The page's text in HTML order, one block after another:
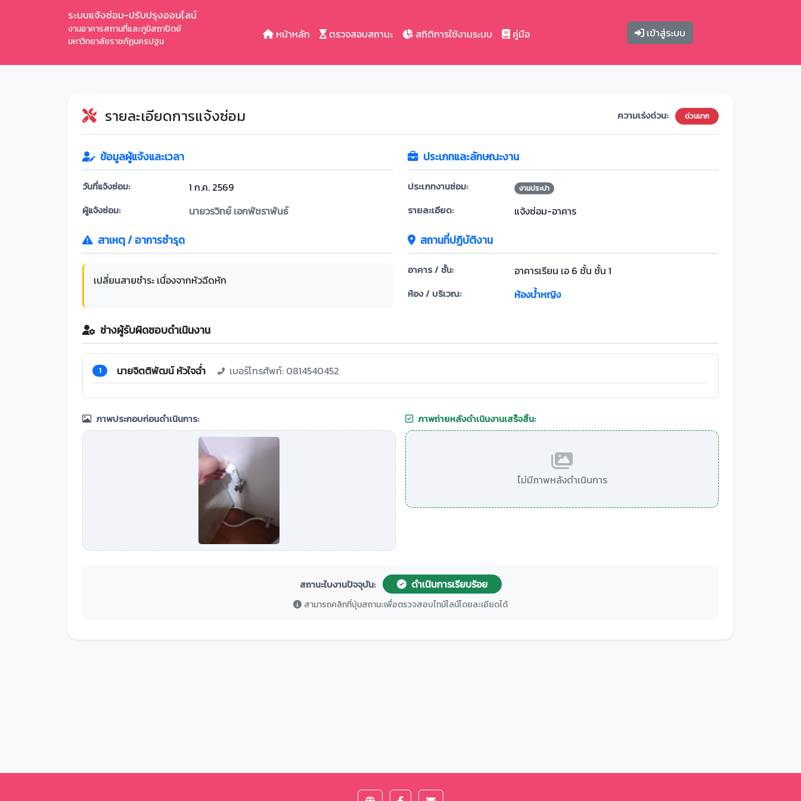
ระบบแจ้งซ่อม-ปรับปรุงออนไลน์
งานอาคารสถานที่และภูมิสถาปัตย์
มหาวิทยาลัยราชภัฏนครปฐม
หน้าหลัก ตรวจสอบสถานะ สถิติการใช้งานระบบ คู่มือ เข้าสู่ระบบ
รายละเอียดการแจ้งซ่อม ความเร่งด่วน: ด่วนมาก
ข้อมูลผู้แจ้งและเวลา
วันที่แจ้งซ่อม: 1 ก.ค. 2569
ผู้แจ้งซ่อม: นายวรวิทย์ เอกพัชราพันธ์
ประเภทและลักษณะงาน
ประเภทงานซ่อม: งานประปา
รายละเอียด: แจ้งซ่อม-อาคาร
สาเหตุ / อาการชำรุด
เปลี่ยนสายชำระ เนื่องจากหัวฉีดหัก
สถานที่ปฏิบัติงาน
อาคาร / ชั้น: อาคารเรียน เอ 6 ชั้น ชั้น 1
ห้อง / บริเวณ: ห้องน้ำหญิง
ช่างผู้รับผิดชอบดำเนินงาน
1 นายจิตติพัฒน์ หัวใจฉ่ำ เบอร์โทรศัพท์: 0814540452
ภาพประกอบก่อนดำเนินการ: ภาพถ่ายหลังดำเนินงานเสร็จสิ้น:
ไม่มีภาพหลังดำเนินการ
สถานะใบงานปัจจุบัน: ดำเนินการเรียบร้อย
สามารถคลิกที่ปุ่มสถานะเพื่อตรวจสอบไทม์ไลน์โดยละเอียดได้